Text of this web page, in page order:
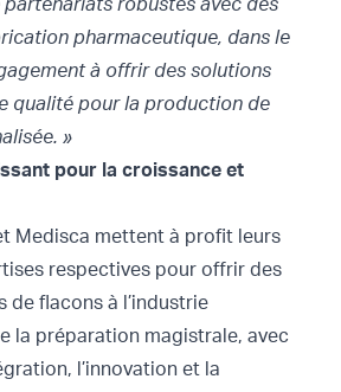
partenariats robustes avec des
pharmaceutique, dans le
à offrir des solutions
qualité pour la production de
»
pour la croissance et
Medisca mettent à profit leurs
respectives pour offrir des
de flacons à l’industrie
la préparation magistrale, avec
l’innovation et la